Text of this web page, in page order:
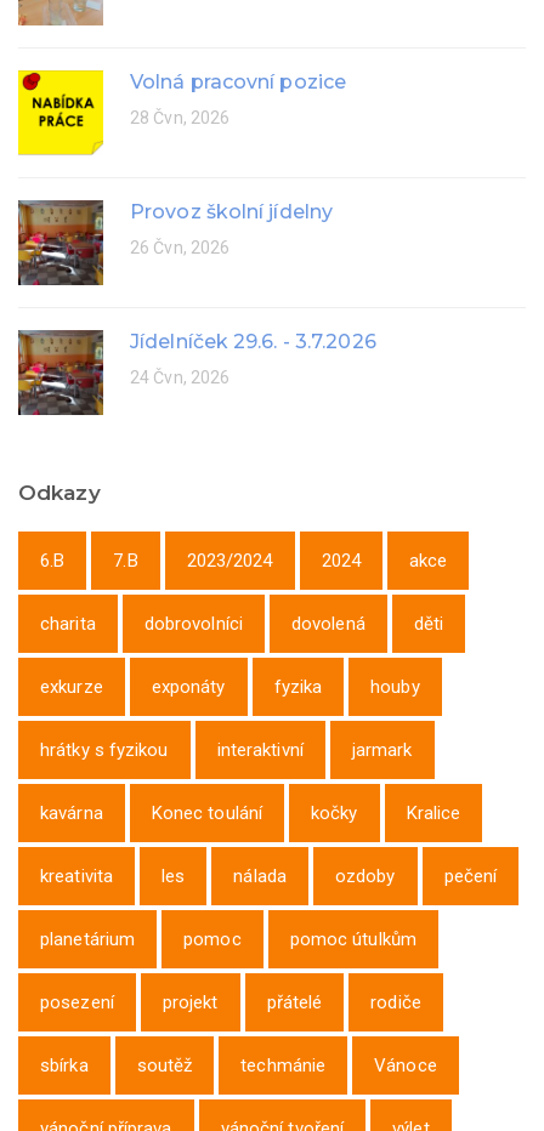
Volná pracovní pozice
28 Čvn, 2026
Provoz školní jídelny
26 Čvn, 2026
Jídelníček 29.6. - 3.7.2026
24 Čvn, 2026
Odkazy
6.B 7.B 2023/2024 2024 akce
charita dobrovolníci dovolená děti
exkurze exponáty fyzika houby
hrátky s fyzikou interaktivní jarmark
kavárna Konec toulání kočky Kralice
kreativita les nálada ozdoby pečení
planetárium pomoc pomoc útulkům
posezení projekt přátelé rodiče
sbírka soutěž techmánie Vánoce